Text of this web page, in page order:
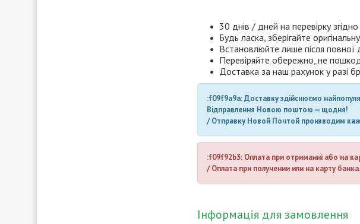
30 днів / дней на перевірку
Будь ласка, зберігайте
Встановлюйте лише після повної
Перевіряйте обережно, не
Доставка за наш рахунок у разі
:f09f9a9a: Доставку здійснюємо
Відправлення Новою поштою — щодня!
/ Отправку Новой Почтой производим
:f09f92b3: Оплата при отриманні або на
/ Оплата при получении или на карту банка.
Інформація для замовлення